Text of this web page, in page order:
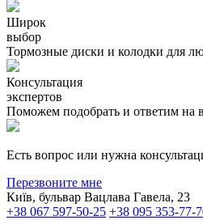
Широк
выбор
Тормозные диски и колодки для
Консультация
экспертов
Поможем подобрать и ответим на
Есть вопрос или нужна
Перезвоните мне
Київ, бульвар Вацлава Гавела, 23
+38 067 597-50-25 +38 095 353-77-